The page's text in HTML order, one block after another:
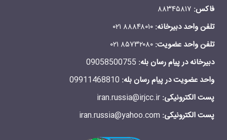
فاكس: ۸۸۳۴۵۸۱۷
تلفن واحد دبیرخانه:
تلفن واحد عضویت:‌
دبیرخانه در پیام رسان بله: 09058500755
واحد عضویت در پیام رسان بله: 09911468810
پست الکترونیکی:
پست الکترونیکی: